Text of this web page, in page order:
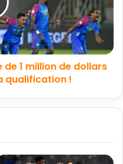
de 1 million de dollars
qualification !